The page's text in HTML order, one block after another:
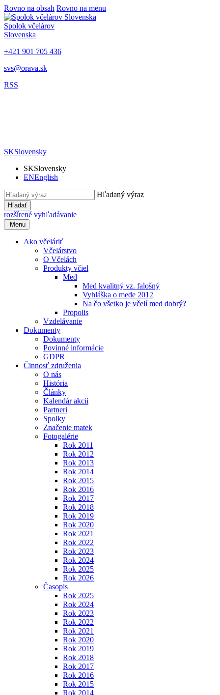
Rovno na obsah Rovno na menu
Spolok včelárov
Slovenska
+421 901 705 436
svs@orava.sk
RSS
SKSlovensky
SKSlovensky
ENEnglish
Hľadaný výraz
Hľadať
rozšírené vyhľadávanie
Menu
Ako včeláriť
Včelárstvo
O Včelách
Produkty včiel
Med
Med kvalitný vz. falošný
Vyhláška o mede 2012
Na čo všetko je včelí med dobrý?
Propolis
Vzdelávanie
Dokumenty
Dokumenty
Povinné informácie
GDPR
Činnosť združenia
O nás
História
Články
Kalendár akcií
Partneri
Spolky
Značenie matek
Fotogalérie
Rok 2011
Rok 2012
Rok 2013
Rok 2014
Rok 2015
Rok 2016
Rok 2017
Rok 2018
Rok 2019
Rok 2020
Rok 2021
Rok 2022
Rok 2023
Rok 2024
Rok 2025
Rok 2026
Časopis
Rok 2025
Rok 2024
Rok 2023
Rok 2022
Rok 2021
Rok 2020
Rok 2019
Rok 2018
Rok 2017
Rok 2016
Rok 2015
Rok 2014